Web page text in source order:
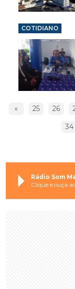
COTIDIANO
« 25 26
34
Rádio Som
Clique e ouça